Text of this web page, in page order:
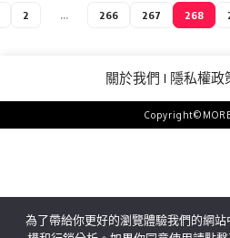
2 ... 266 267 268
關於我們 隱私權政
為了帶給你更好的瀏覽體驗我們的網